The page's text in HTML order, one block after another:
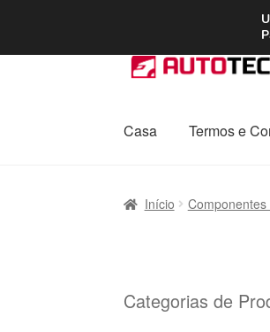
Ir
para
navegação
Saltar
para
conteúdo
Casa Termos e
Início
Categorias de